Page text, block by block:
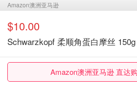
Amazon澳洲亚马逊
$10.00
Schwarzkopf 柔顺角蛋白摩丝 150g
Amazon澳洲亚马逊 直达